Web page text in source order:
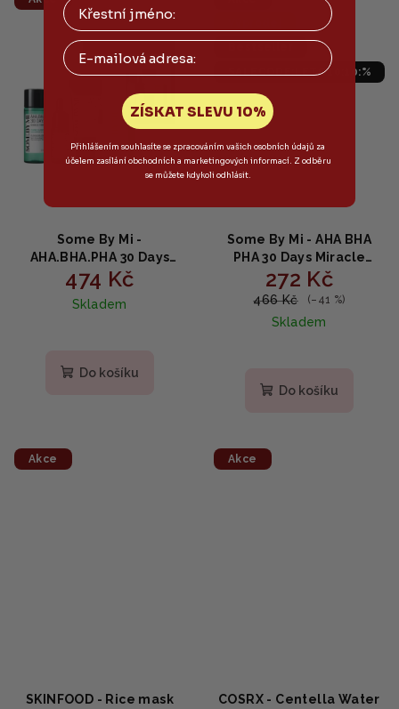
Some By Mi -
AHA.BHA.PHA 30 Days
Miracle Starter Edition -
Startovací sada Miracle
Skin 4ks
474 Kč
Skladem
Do košíku
SALECODE:LETO10:10:%
Some By Mi - AHA BHA
PHA 30 Days Miracle
Serum - Lehké sérum na
problematickou pleť
272 Kč
466 Kč (–41 %)
Skladem
Do košíku
Akce
SKINFOOD - Rice mask
Akce
COSRX - Centella Water
Email
ZÍSKAT SLEVU 10%
Přihlášením souhlasíte se zpracováním vašich osobních údajů za
účelem zasílání obchodních a marketingových informací. Z odběru
se můžete kdykoli odhlásit.